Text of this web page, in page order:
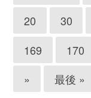
20
30
169
170
»
最後 »